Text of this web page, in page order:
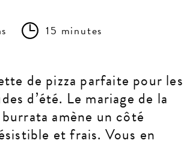
15 minutes
de pizza parfaite pour les
d’été. Le mariage de la
amène un côté
et frais. Vous en